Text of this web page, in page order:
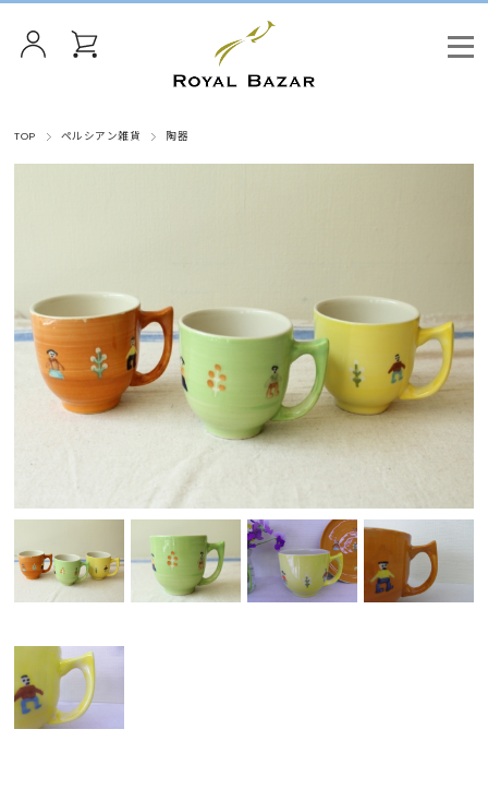
TOP ペルシアン雑貨 陶器